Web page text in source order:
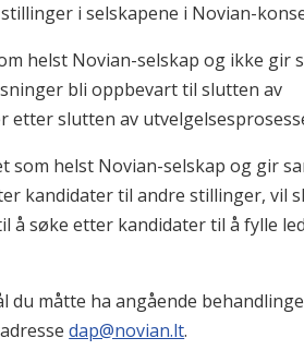
i selskapene i Novian-
helst Novian-selskap og ikke gir
bli oppbevart til slutten av
etter slutten av
som helst Novian-selskap og gir
kandidater til andre stillinger, vil
søke etter kandidater til å fylle
måtte ha angående
dap@novian.lt.